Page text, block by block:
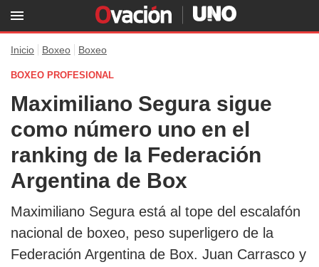
Inicio Boxeo Boxeo
BOXEO PROFESIONAL
Maximiliano Segura sigue
como número uno en el
ranking de la Federación
Argentina de Box
Maximiliano Segura está al tope del escalafón
nacional de boxeo, peso superligero de la
Federación Argentina de Box. Juan Carrasco y